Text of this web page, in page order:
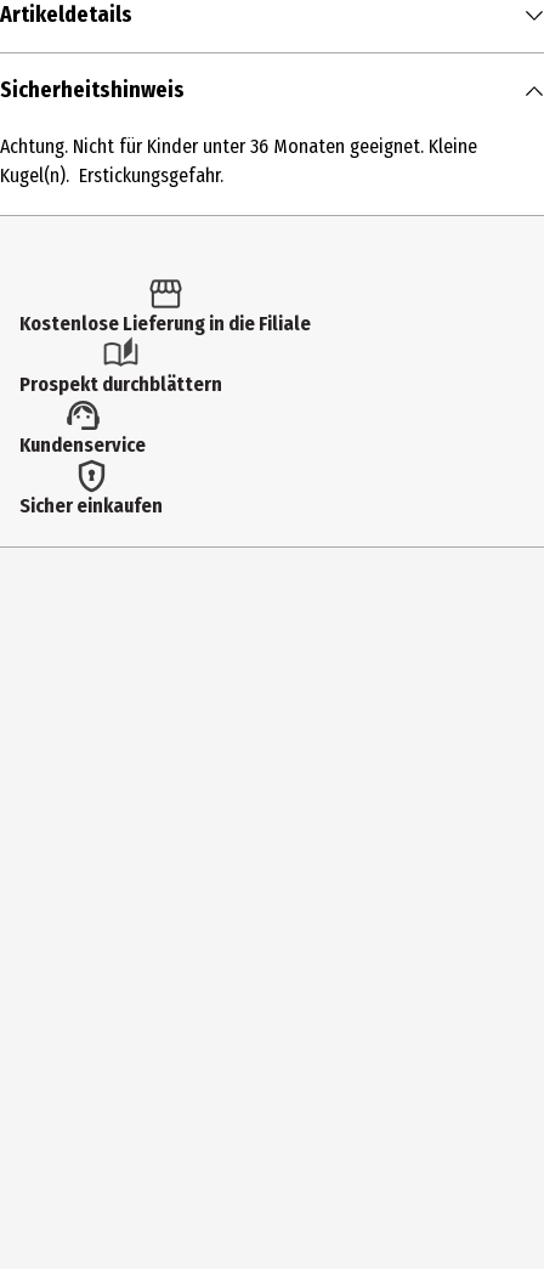
Artikeldetails
Inhalt
Produkttyp
Artikelnummer des Herstellers
Hersteller
Ravensburger Verlag GmbH
Herstelleradresse
Sicherheitshinweis
Achtung. Nicht für Kinder unter 36 Monaten geeignet. Kleine
Kugel(n). Erstickungsgefahr.
Kostenlose Lieferung in die Filiale
Prospekt durchblättern
Kundenservice
Sicher einkaufen